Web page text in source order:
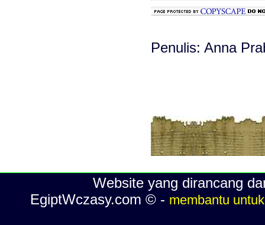
Penulis: Anna
Website yang dirancang
EgiptWczasy.com © - membantu